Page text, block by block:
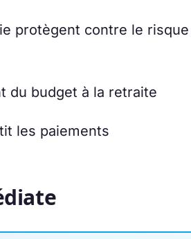
protègent contre le
du budget à la retraite
les paiements